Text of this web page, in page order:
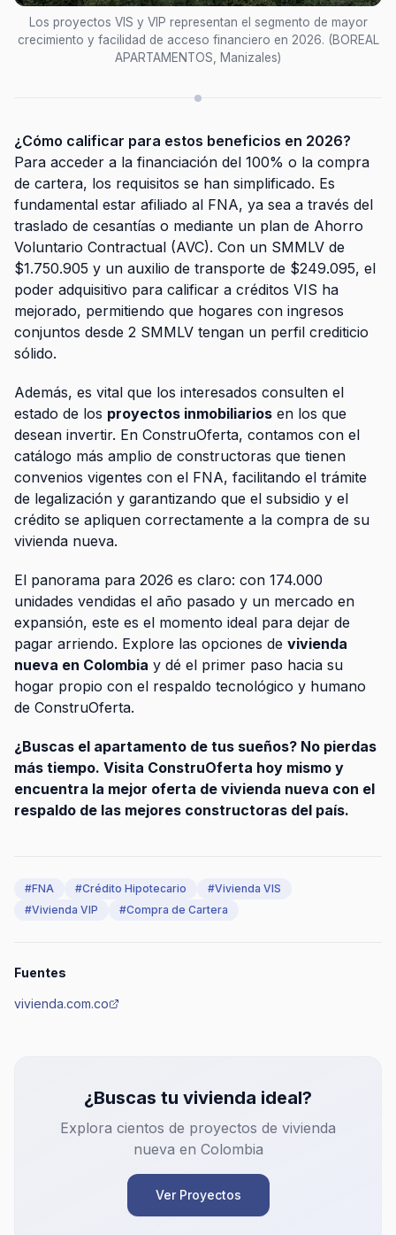
Los proyectos VIS y VIP representan el segmento de mayor
crecimiento y facilidad de acceso financiero en 2026. (BOREAL
APARTAMENTOS, Manizales)
¿Cómo calificar para estos beneficios en 2026?
Para acceder a la financiación del 100% o la compra
de cartera, los requisitos se han simplificado. Es
fundamental estar afiliado al FNA, ya sea a través del
traslado de cesantías o mediante un plan de Ahorro
Voluntario Contractual (AVC). Con un SMMLV de
$1.750.905 y un auxilio de transporte de $249.095, el
poder adquisitivo para calificar a créditos VIS ha
mejorado, permitiendo que hogares con ingresos
conjuntos desde 2 SMMLV tengan un perfil crediticio
sólido.
Además, es vital que los interesados consulten el
estado de los proyectos inmobiliarios en los que
desean invertir. En ConstruOferta, contamos con el
catálogo más amplio de constructoras que tienen
convenios vigentes con el FNA, facilitando el trámite
de legalización y garantizando que el subsidio y el
crédito se apliquen correctamente a la compra de su
vivienda nueva.
El panorama para 2026 es claro: con 174.000
unidades vendidas el año pasado y un mercado en
expansión, este es el momento ideal para dejar de
pagar arriendo. Explore las opciones de vivienda
nueva en Colombia y dé el primer paso hacia su
hogar propio con el respaldo tecnológico y humano
de ConstruOferta.
¿Buscas el apartamento de tus sueños? No pierdas
más tiempo. Visita ConstruOferta hoy mismo y
encuentra la mejor oferta de vivienda nueva con el
respaldo de las mejores constructoras del país.
#FNA #Crédito Hipotecario #Vivienda VIS
#Vivienda VIP #Compra de Cartera
Fuentes
vivienda.com.co
¿Buscas tu vivienda ideal?
Explora cientos de proyectos de vivienda
nueva en Colombia
Ver Proyectos